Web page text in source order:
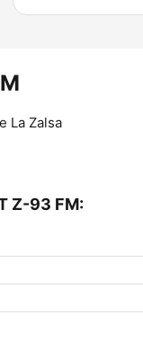
La Zalsa
Z-93 FM: